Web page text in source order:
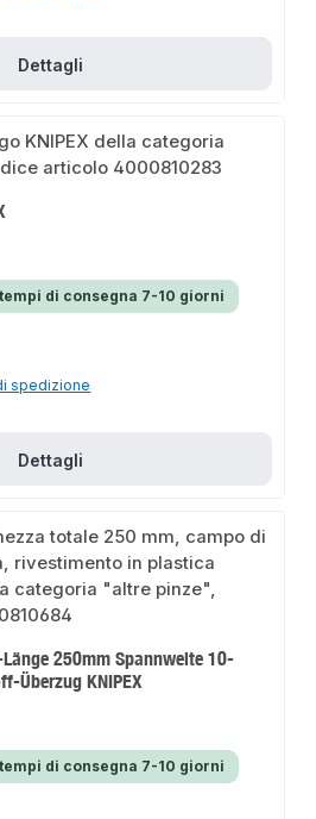
Dettagli
di consegna 7-10 giorni
spedizione
Dettagli
250mm Spannweite 10-
Überzug KNIPEX
di consegna 7-10 giorni